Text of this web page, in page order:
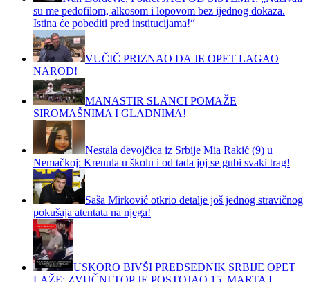
su me pedofilom, alkosom i lopovom bez ijednog dokaza.
Istina će pobediti pred institucijama!“
VUČIČ PRIZNAO DA JE OPET LAGAO
NAROD!
MANASTIR SLANCI POMAŽE
SIROMAŠNIMA I GLADNIMA!
Nestala devojčica iz Srbije Mia Rakić (9) u
Nemačkoj: Krenula u školu i od tada joj se gubi svaki trag!
Saša Mirković otkrio detalje još jednog stravičnog
pokušaja atentata na njega!
USKORO BIVŠI PREDSEDNIK SRBIJE OPET
LAŽE: ZVUČNI TOP JE POSTOJAO 15. MARTA I